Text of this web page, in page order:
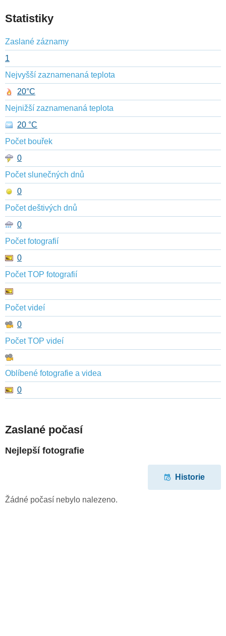
Statistiky
Zaslané záznamy
1
Nejvyšší zaznamenaná teplota
20°C
Nejnižší zaznamenaná teplota
20 °C
Počet bouřek
0
Počet slunečných dnů
0
Počet deštivých dnů
0
Počet fotografií
0
Počet TOP fotografií
Počet videí
0
Počet TOP videí
Oblíbené fotografie a videa
0
Zaslané počasí
Nejlepší fotografie
Historie
Žádné počasí nebylo nalezeno.